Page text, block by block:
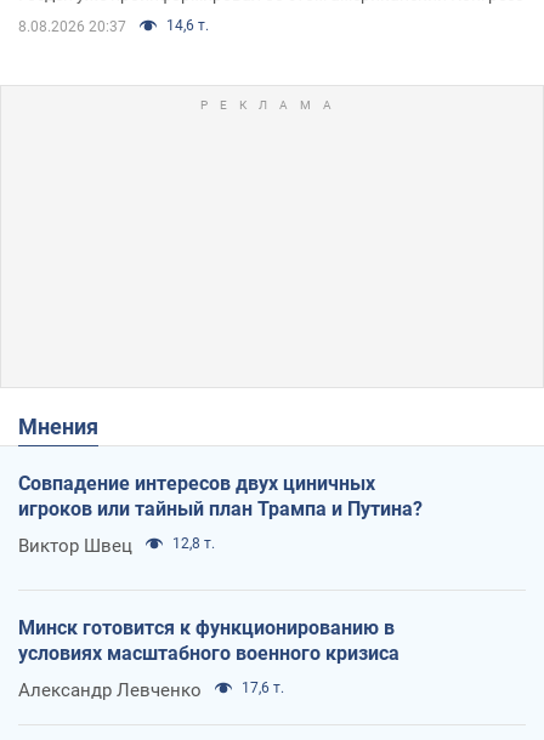
8.08.2026 20:37 14,6 т.
Мнения
Совпадение интересов двух циничных
игроков или тайный план Трампа и Путина?
Виктор Швец 12,8 т.
Минск готовится к функционированию в
условиях масштабного военного кризиса
Александр Левченко 17,6 т.